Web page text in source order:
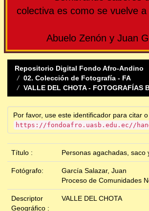
colectiva es como se vuelve
Abuelo Zenón y Juan
Repositorio Digital Fondo Afro-Andino
02. Colección de Fotografía - FA
VALLE DEL CHOTA - FOTOGRAFÍAS
Por favor, use este identificador para citar
https://fondoafro.uasb.edu.ec//
Título : Personas agachadas, saco
Fotógrafo:
García Salazar, Juan
Proceso de Comunidades
Descriptor
Geográfico :
VALLE DEL CHOTA